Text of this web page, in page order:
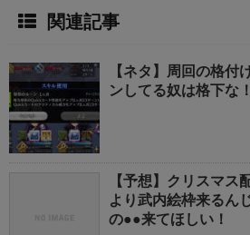
関連記事
【ネタ】周回の格付
ンしてる奴は格下な
【予想】クリスマス
より武内絵枠来るん
の●●来てほしい！